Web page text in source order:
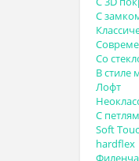
С
Со
В стиле
Лофт
С
Soft
hardflex